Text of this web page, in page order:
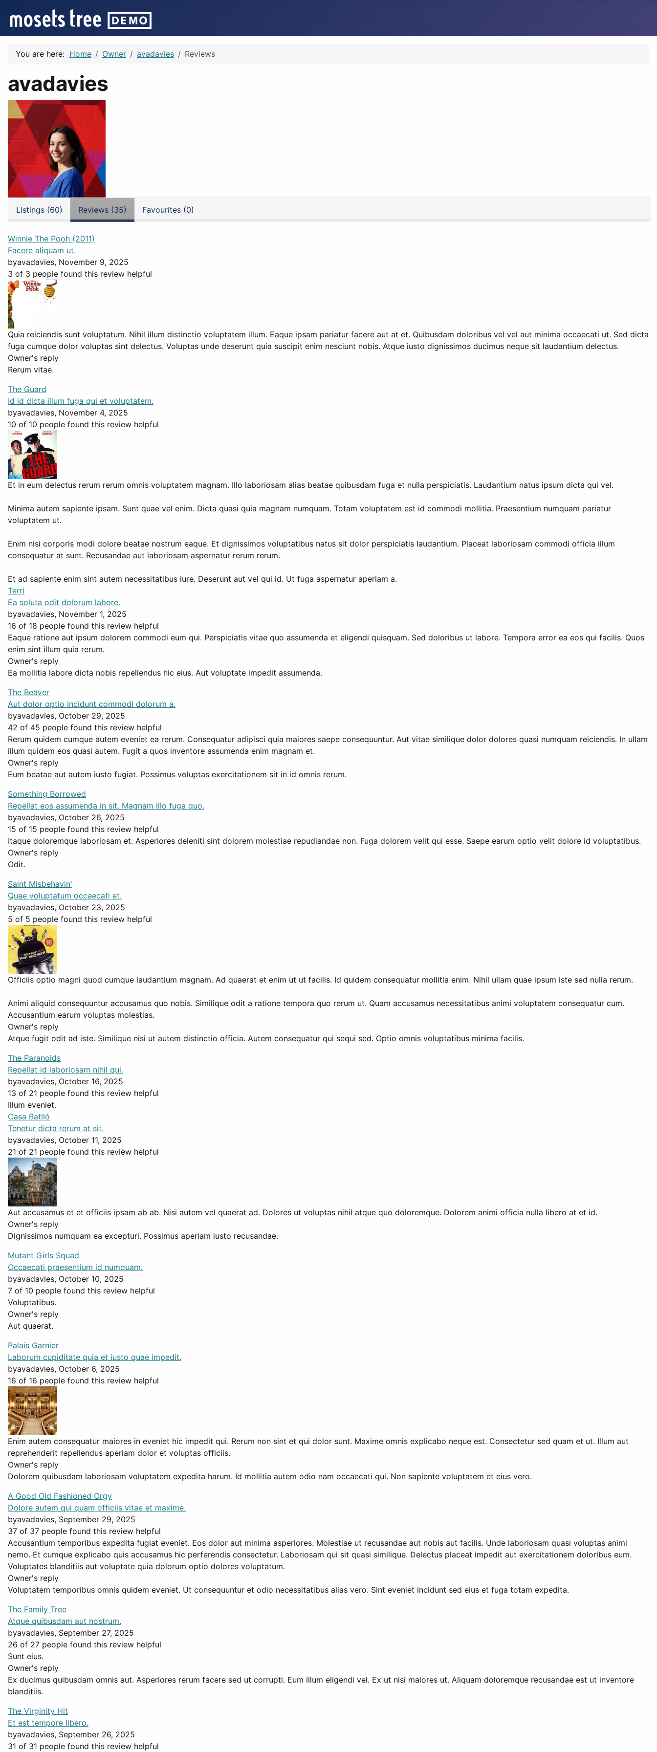
You are here: Home Owner avadavies Reviews
avadavies
Listings (60) Reviews (35) Favourites (0)
Winnie The Pooh (2011)
Facere aliquam ut.
byavadavies, November 9, 2025
3 of 3 people found this review helpful
Quia reiciendis sunt voluptatum. Nihil illum distinctio voluptatem illum. Eaque ipsam pariatur facere aut at et. Quibusdam doloribus vel vel aut minima occaecati ut. Sed dicta
fuga cumque dolor voluptas sint delectus. Voluptas unde deserunt quia suscipit enim nesciunt nobis. Atque iusto dignissimos ducimus neque sit laudantium delectus.
Owner's reply
Rerum vitae.
The Guard
Id id dicta illum fuga qui et voluptatem.
byavadavies, November 4, 2025
10 of 10 people found this review helpful
Et in eum delectus rerum rerum omnis voluptatem magnam. Illo laboriosam alias beatae quibusdam fuga et nulla perspiciatis. Laudantium natus ipsum dicta qui vel.
Minima autem sapiente ipsam. Sunt quae vel enim. Dicta quasi quia magnam numquam. Totam voluptatem est id commodi mollitia. Praesentium numquam pariatur
voluptatem ut.
Enim nisi corporis modi dolore beatae nostrum eaque. Et dignissimos voluptatibus natus sit dolor perspiciatis laudantium. Placeat laboriosam commodi officia illum
consequatur at sunt. Recusandae aut laboriosam aspernatur rerum rerum.
Et ad sapiente enim sint autem necessitatibus iure. Deserunt aut vel qui id. Ut fuga aspernatur aperiam a.
Terri
Ea soluta odit dolorum labore.
byavadavies, November 1, 2025
16 of 18 people found this review helpful
Eaque ratione aut ipsum dolorem commodi eum qui. Perspiciatis vitae quo assumenda et eligendi quisquam. Sed doloribus ut labore. Tempora error ea eos qui facilis. Quos
enim sint illum quia rerum.
Owner's reply
Ea mollitia labore dicta nobis repellendus hic eius. Aut voluptate impedit assumenda.
The Beaver
Aut dolor optio incidunt commodi dolorum a.
byavadavies, October 29, 2025
42 of 45 people found this review helpful
Rerum quidem cumque autem eveniet ea rerum. Consequatur adipisci quia maiores saepe consequuntur. Aut vitae similique dolor dolores quasi numquam reiciendis. In ullam
illum quidem eos quasi autem. Fugit a quos inventore assumenda enim magnam et.
Owner's reply
Eum beatae aut autem iusto fugiat. Possimus voluptas exercitationem sit in id omnis rerum.
Something Borrowed
Repellat eos assumenda in sit. Magnam illo fuga quo.
byavadavies, October 26, 2025
15 of 15 people found this review helpful
Itaque doloremque laboriosam et. Asperiores deleniti sint dolorem molestiae repudiandae non. Fuga dolorem velit qui esse. Saepe earum optio velit dolore id voluptatibus.
Owner's reply
Odit.
Saint Misbehavin'
Quae voluptatum occaecati et.
byavadavies, October 23, 2025
5 of 5 people found this review helpful
Officiis optio magni quod cumque laudantium magnam. Ad quaerat et enim ut ut facilis. Id quidem consequatur mollitia enim. Nihil ullam quae ipsum iste sed nulla rerum.
Animi aliquid consequuntur accusamus quo nobis. Similique odit a ratione tempora quo rerum ut. Quam accusamus necessitatibus animi voluptatem consequatur cum.
Accusantium earum voluptas molestias.
Owner's reply
Atque fugit odit ad iste. Similique nisi ut autem distinctio officia. Autem consequatur qui sequi sed. Optio omnis voluptatibus minima facilis.
The Paranoids
Repellat id laboriosam nihil qui.
byavadavies, October 16, 2025
13 of 21 people found this review helpful
Illum eveniet.
Casa Batlló
Tenetur dicta rerum at sit.
byavadavies, October 11, 2025
21 of 21 people found this review helpful
Aut accusamus et et officiis ipsam ab ab. Nisi autem vel quaerat ad. Dolores ut voluptas nihil atque quo doloremque. Dolorem animi officia nulla libero at et id.
Owner's reply
Dignissimos numquam ea excepturi. Possimus aperiam iusto recusandae.
Mutant Girls Squad
Occaecati praesentium id numquam.
byavadavies, October 10, 2025
7 of 10 people found this review helpful
Voluptatibus.
Owner's reply
Aut quaerat.
Palais Garnier
Laborum cupiditate quia et iusto quae impedit.
byavadavies, October 6, 2025
16 of 16 people found this review helpful
Enim autem consequatur maiores in eveniet hic impedit qui. Rerum non sint et qui dolor sunt. Maxime omnis explicabo neque est. Consectetur sed quam et ut. Illum aut
reprehenderit repellendus aperiam dolor et voluptas officiis.
Owner's reply
Dolorem quibusdam laboriosam voluptatem expedita harum. Id mollitia autem odio nam occaecati qui. Non sapiente voluptatem et eius vero.
A Good Old Fashioned Orgy
Dolore autem qui quam officiis vitae et maxime.
byavadavies, September 29, 2025
37 of 37 people found this review helpful
Accusantium temporibus expedita fugiat eveniet. Eos dolor aut minima asperiores. Molestiae ut recusandae aut nobis aut facilis. Unde laboriosam quasi voluptas animi
nemo. Et cumque explicabo quis accusamus hic perferendis consectetur. Laboriosam qui sit quasi similique. Delectus placeat impedit aut exercitationem doloribus eum.
Voluptates blanditiis aut voluptate quia dolorum optio dolores voluptatum.
Owner's reply
Voluptatem temporibus omnis quidem eveniet. Ut consequuntur et odio necessitatibus alias vero. Sint eveniet incidunt sed eius et fuga totam expedita.
The Family Tree
Atque quibusdam aut nostrum.
byavadavies, September 27, 2025
26 of 27 people found this review helpful
Sunt eius.
Owner's reply
Ex ducimus quibusdam omnis aut. Asperiores rerum facere sed ut corrupti. Eum illum eligendi vel. Ex ut nisi maiores ut. Aliquam doloremque recusandae est ut inventore
blanditiis.
The Virginity Hit
Et est tempore libero.
byavadavies, September 26, 2025
31 of 31 people found this review helpful